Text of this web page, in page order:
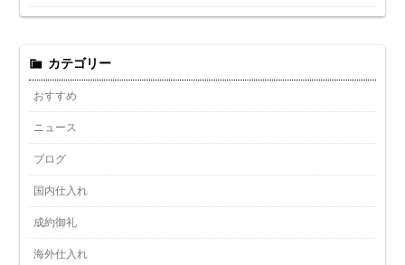
カテゴリー
おすすめ
ニュース
ブログ
国内仕入れ
成約御礼
海外仕入れ